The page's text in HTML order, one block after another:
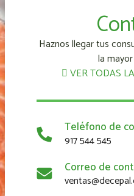
Haznos llegar tus
la
VER TODAS
Teléfono de
917 544 545
Correo de